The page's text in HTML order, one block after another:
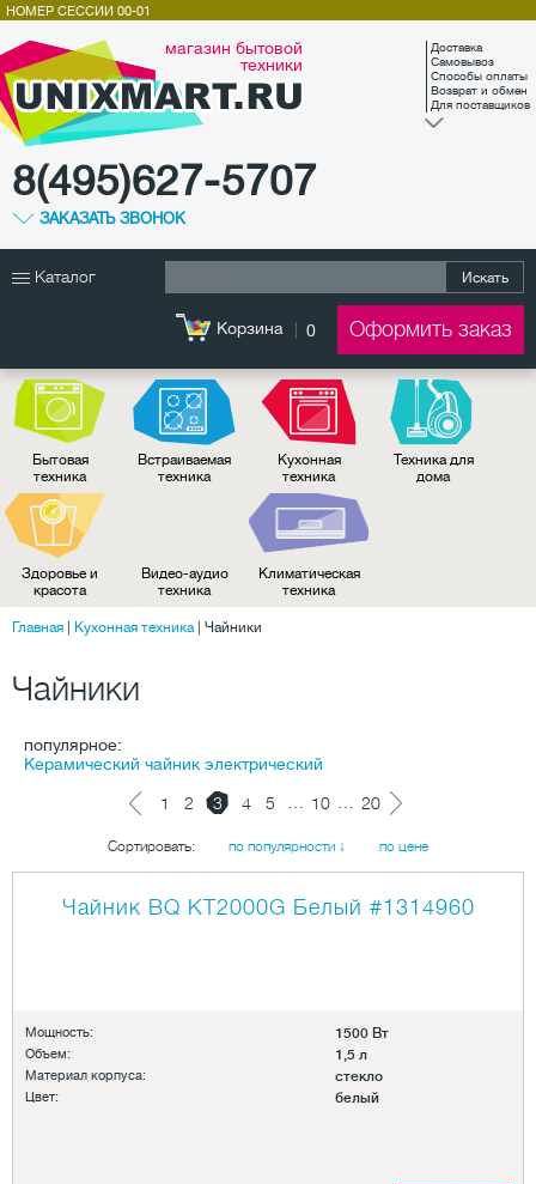
магазин бытовой
техники
8(495)627-5707
ЗАКАЗАТЬ ЗВОНОК
Доставка
Самовывоз
Способы оплаты
Возврат и обмен
Для поставщиков
НОМЕР СЕССИИ 00-01
Каталог Искать
Корзина 0 Оформить заказ
Бытовая
техника
Встраиваемая
техника
Кухонная
техника
Техника для
дома
Здоровье и
красота
Видео-аудио
техника
Климатическая
техника
Главная Кухонная техника| Чайники
Чайники
популярное:
Керамический чайник электрический
1 2 3 4 5 10 20
Сортировать: по популярности ↓ по цене
Чайник BQ KT2000G Белый #1314960
Мощность: 1500 Вт
Объем: 1,5 л
Материал корпуса: стекло
Цвет: белый